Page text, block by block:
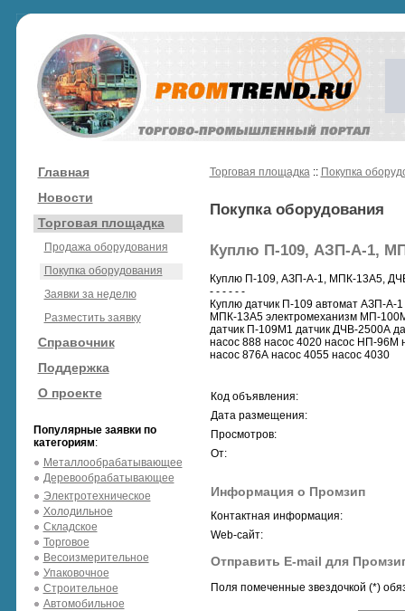
Главная
Новости
Торговая площадка
Продажа оборудования
Покупка оборудования
Заявки за неделю
Разместить заявку
Справочник
Поддержка
О проекте
Популярные заявки по
категориям:
Металлообрабатывающее
Деревообрабатывающее
Электротехническое
Холодильное
Складское
Торговое
Весоизмерительное
Упаковочное
Строительное
Автомобильное
Торговая площадка:: Покупка
Покупка оборудования
Куплю П-109, АЗП-А-1,
Куплю П-109, АЗП-А-1, МПК-13А5,
- - - - - -
Куплю датчик П-109 автомат АЗП-А-
МПК-13А5 электромеханизм МП-
датчик П-109М1 датчик ДЧВ-2500А
насос 888 насос 4020 насос НП-96М
насос 876А насос 4055 насос 4030
Код объявления:
Дата размещения:
Просмотров:
От:
Информация о Промзип
Контактная информация:
Web-сайт:
Отправить E-mail для
Поля помеченные звездочкой (*)